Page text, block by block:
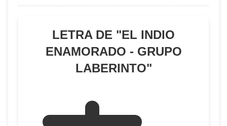
LETRA DE "EL INDIO
ENAMORADO - GRUPO
LABERINTO"